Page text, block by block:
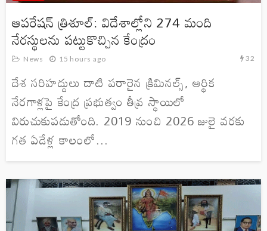
ఆపరేషన్ త్రిశూల్: విదేశాల్లోని 274 మంది
నేరస్థులను పట్టుకొచ్చిన కేంద్రం
News 15 hours ago 32
దేశ సరిహద్దులు దాటి పరారైన క్రిమినల్స్, ఆర్థిక
నేరగాళ్లపై కేంద్ర ప్రభుత్వం తీవ్ర స్థాయిలో
విరుచుకుపడుతోంది. 2019 నుంచి 2026 జులై వరకు
గత ఏడేళ్ల కాలంలో...